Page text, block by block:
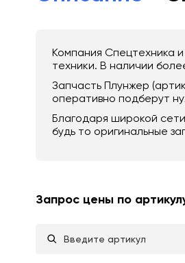
Компания Спецтехника
техники. В наличии
Запчасть Плунжер
оперативно подберут
Благодаря широкой
будь то оригинальные
Запрос цены по